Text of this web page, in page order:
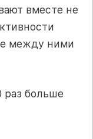
вместе не
между ними
раз больше